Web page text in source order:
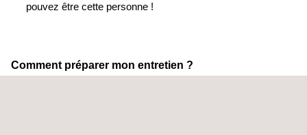
pouvez être cette personne !
Comment préparer mon entretien ?